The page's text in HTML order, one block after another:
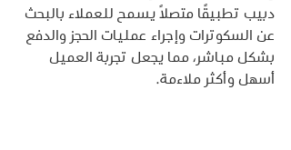
دبيب تطبيقًا متصلاً يسمح للعملاء بالبحث
عن السكوترات وإجراء عمليات الحجز والدفع
بشكل مباشر، مما يجعل تجربة العميل
أسهل وأكثر ملاءمة.